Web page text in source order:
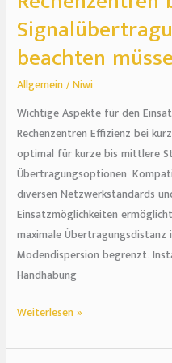
beachten
Allgemein/Niwi
Wichtige Aspekte für den
Rechenzentren Effizienz bei
optimal für kurze bis mittlere
Übertragungsoptionen.
diversen Netzwerkstandards
Einsatzmöglichkeiten
maximale
Modendispersion begrenzt.
Handhabung
Weiterlesen »